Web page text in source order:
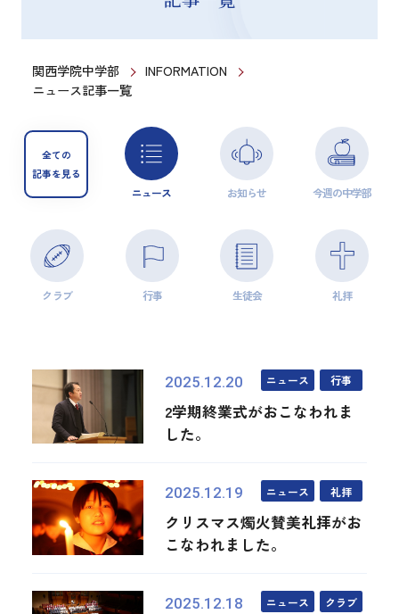
関西学院中学部
INFORMATION
ニュース記事一覧
全ての
記事を見る
ニュース お知らせ 今週の中学部
クラブ 行事 生徒会 礼拝
2025.12.20 ニュース 行事
2学期終業式がおこなわれま
した。
2025.12.19 ニュース 礼拝
クリスマス燭火賛美礼拝がお
こなわれました。
2025.12.18 ニュース クラブ